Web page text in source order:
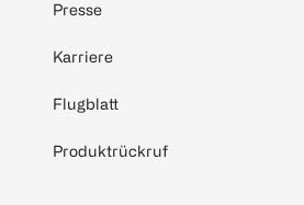
Presse
Karriere
Flugblatt
Produktrückruf